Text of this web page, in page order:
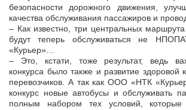
безопасности дорожного движения,
качества обслуживания пассажиров и
– Как известно, три центральных
будут теперь обслуживаться не
«Курьер»…
– Это, кстати, тоже результат, ведь
конкурса было также и развитие здоровой
перевозчиков. А так как ООО «НТК
конкурс новые автобусы и обслуживать
полным набором тех условий,